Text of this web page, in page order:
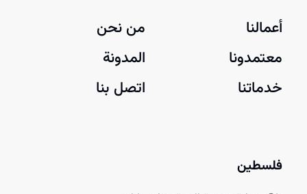
أعمالنا
معتمدونا
خدماتنا
من نحن
المدونة
اتصل بنا
فلسطين